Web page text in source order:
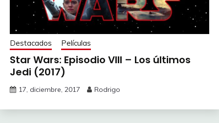
Destacados Películas
Star Wars: Episodio VIII – Los últimos
Jedi (2017)
17, diciembre, 2017 Rodrigo